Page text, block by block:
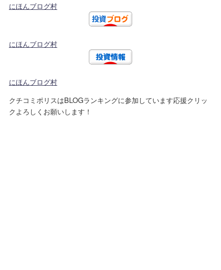
にほんブログ村
にほんブログ村
にほんブログ村
クチコミポリスはBLOGランキングに参加しています応援クリッ
クよろしくお願いします！